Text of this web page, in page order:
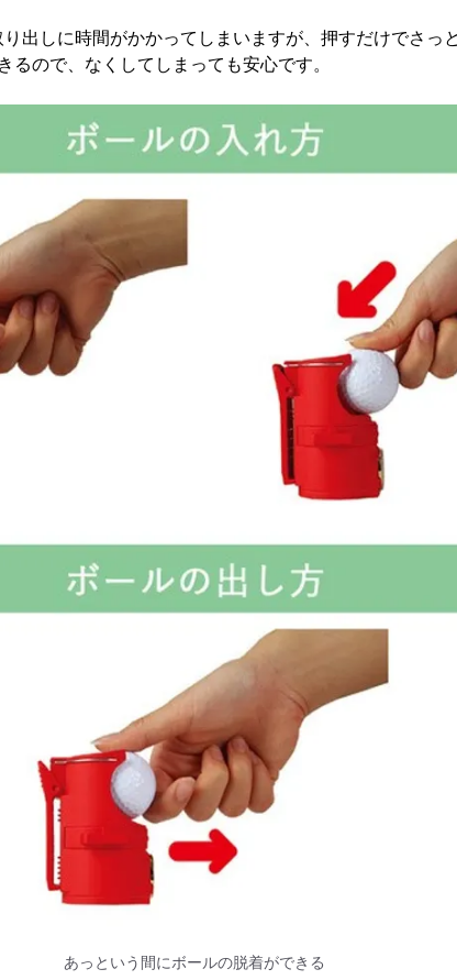
出しに時間がかかってしまいますが、押すだけでさっ
るので、なくしてしまっても安心です。
あっという間にボールの脱着ができる